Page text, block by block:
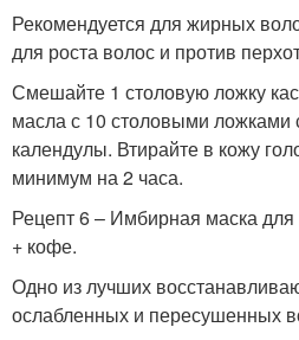
Рекомендуется для жирных
для роста волос и против
Смешайте 1 столовую ложку
масла с 10 столовыми ложками
календулы. Втирайте в кожу
минимум на 2 часа.
Рецепт 6 – Имбирная маска
+ кофе.
Одно из лучших
ослабленных и пересушенных